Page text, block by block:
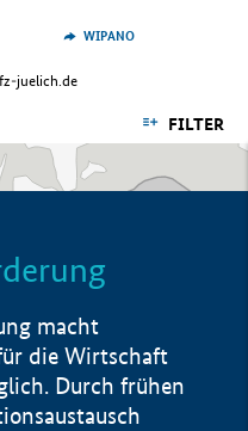
juelich.de
WIPANO
FILTER
macht
die Wirtschaft
Durch frühen